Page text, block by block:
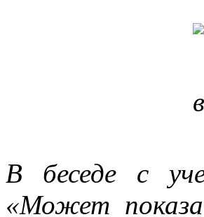
В беседе с
«Может